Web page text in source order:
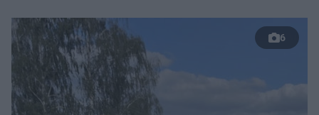
6